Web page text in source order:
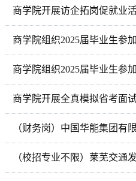
商学院开展访企拓岗促就业
商学院组织2025届毕业生参
商学院组织2025届毕业生参
商学院开展全真模拟省考面
（财务岗）中国华能集团有
（校招专业不限）莱芜交通